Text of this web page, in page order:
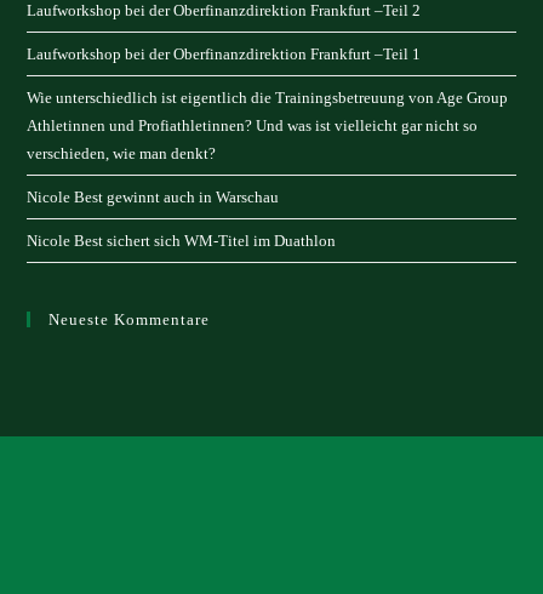
Laufworkshop bei der Oberfinanzdirektion Frankfurt –Teil 2
Laufworkshop bei der Oberfinanzdirektion Frankfurt –Teil 1
Wie unterschiedlich ist eigentlich die Trainingsbetreuung von Age Group
Athletinnen und Profiathletinnen? Und was ist vielleicht gar nicht so
verschieden, wie man denkt?
Nicole Best gewinnt auch in Warschau
Nicole Best sichert sich WM-Titel im Duathlon
Neueste Kommentare